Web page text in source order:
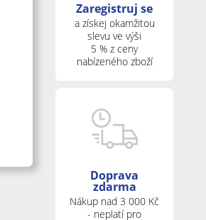
Zaregistruj se
a získej okamžitou
slevu ve výši
5 % z ceny
nabízeného zboží
Doprava
zdarma
Nákup nad 3 000 Kč
- neplatí pro